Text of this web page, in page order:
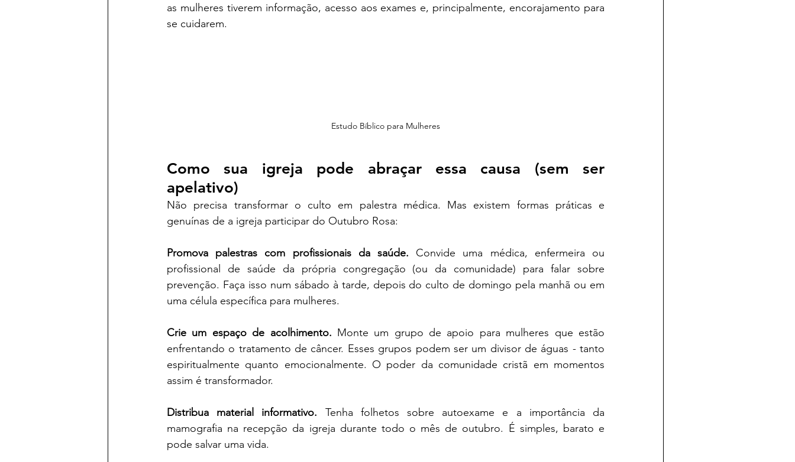
as mulheres tiverem informação, acesso aos exames e, principalmente, encorajamento para
se cuidarem.
Estudo Bíblico para Mulheres
Como sua igreja pode abraçar essa causa (sem ser
apelativo)
Não precisa transformar o culto em palestra médica. Mas existem formas práticas e
genuínas de a igreja participar do Outubro Rosa:
Promova palestras com profissionais da saúde. Convide uma médica, enfermeira ou
profissional de saúde da própria congregação (ou da comunidade) para falar sobre
prevenção. Faça isso num sábado à tarde, depois do culto de domingo pela manhã ou em
uma célula específica para mulheres.
Crie um espaço de acolhimento. Monte um grupo de apoio para mulheres que estão
enfrentando o tratamento de câncer. Esses grupos podem ser um divisor de águas - tanto
espiritualmente quanto emocionalmente. O poder da comunidade cristã em momentos
assim é transformador.
Distribua material informativo. Tenha folhetos sobre autoexame e a importância da
mamografia na recepção da igreja durante todo o mês de outubro. É simples, barato e
pode salvar uma vida.